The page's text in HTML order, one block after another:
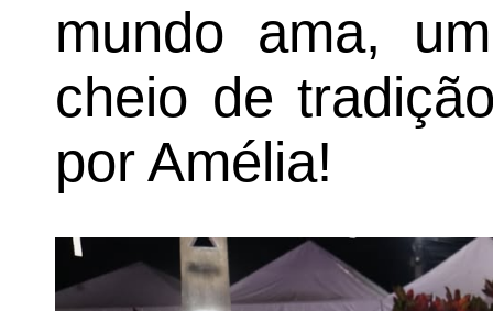
mundo ama,
cheio de
por Amélia!